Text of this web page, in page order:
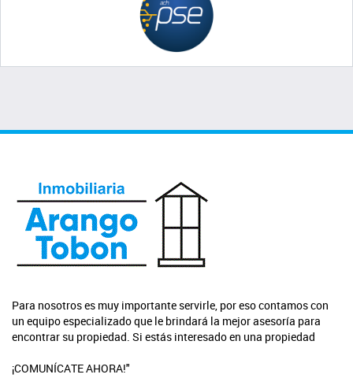
Para nosotros es muy importante servirle, por eso contamos con
un equipo especializado que le brindará la mejor asesoría para
encontrar su propiedad. Si estás interesado en una propiedad
¡COMUNÍCATE AHORA!"